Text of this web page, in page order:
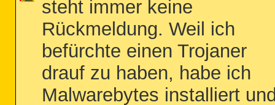
steht immer keine
Rückmeldung. Weil ich
befürchte einen Trojaner
drauf zu haben, habe ich
Malwarebytes installiert